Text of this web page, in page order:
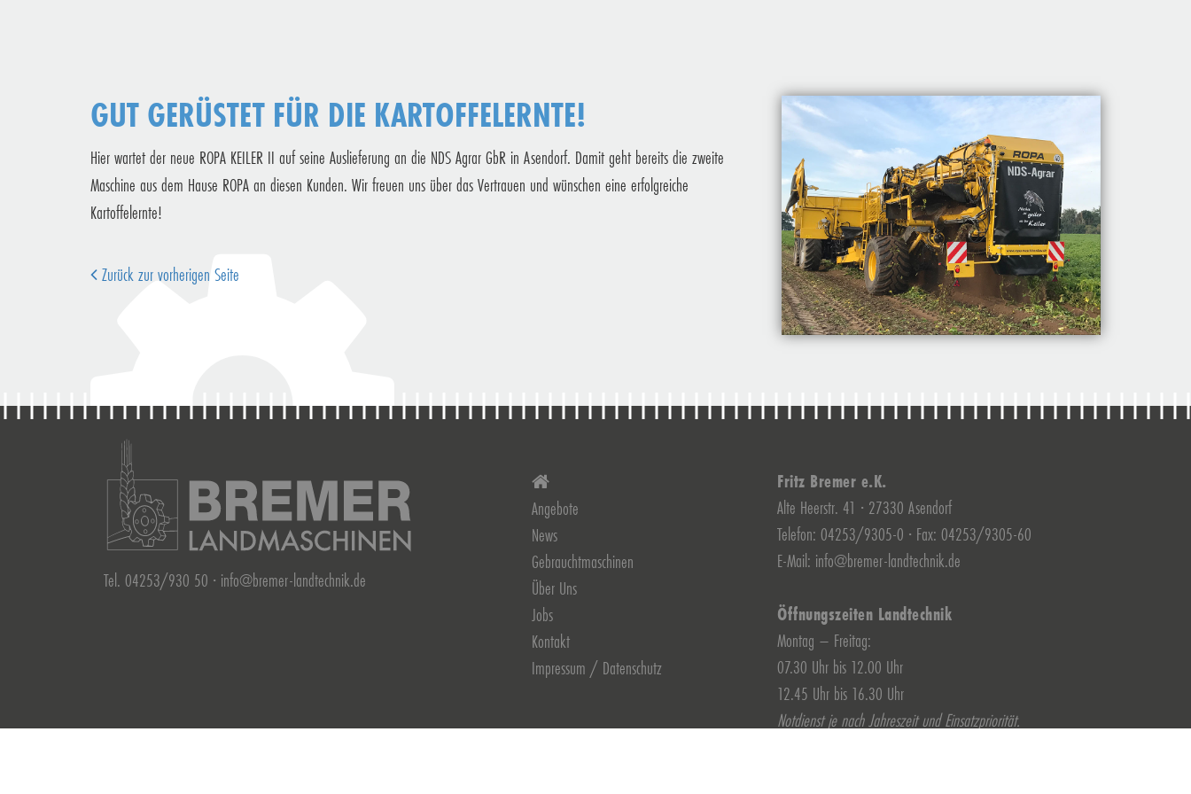
GUT GERÜSTET FÜR DIE KARTOFFELERNTE!
Hier wartet der neue ROPA KEILER II auf seine Auslieferung an die NDS Agrar GbR in Asendorf. Damit geht bereits die zweite
Maschine aus dem Hause ROPA an diesen Kunden. Wir freuen uns über das Vertrauen und wünschen eine erfolgreiche
Kartoffelernte!
Zurück zur vorherigen Seite
Tel. 04253/930 50 · info@bremer-landtechnik.de
Angebote
News
Gebrauchtmaschinen
Über Uns
Jobs
Kontakt
Impressum / Datenschutz
Fritz Bremer e.K.
Alte Heerstr. 41 · 27330 Asendorf
Telefon: 04253/9305-0 · Fax: 04253/9305-60
E-Mail: info@bremer-landtechnik.de
Öffnungszeiten Landtechnik
Montag – Freitag:
07.30 Uhr bis 12.00 Uhr
12.45 Uhr bis 16.30 Uhr
Notdienst je nach Jahreszeit und Einsatzpriorität.